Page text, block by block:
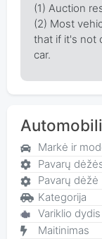
(1) Auction
(2) Most
that if it's not
car.
Markė ir
Pavarų
Pavarų dėžė
Kategorija
Variklio dydis
Maitinimas